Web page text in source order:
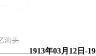
1913年03月12日-